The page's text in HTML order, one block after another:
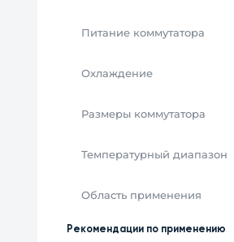
Питание коммутатора
Охлаждение
Размеры коммутатора
Температурный диапазон
Область применения
Рекомендации по применению